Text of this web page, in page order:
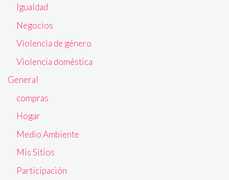
Igualdad
Negocios
Violencia de género
Violencia doméstica
General
compras
Hogar
Medio Ambiente
Mis Sitios
Participación